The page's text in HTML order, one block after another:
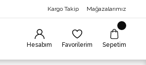
Kargo Takip Mağazalarımız
Hesabım Favorilerim Sepetim